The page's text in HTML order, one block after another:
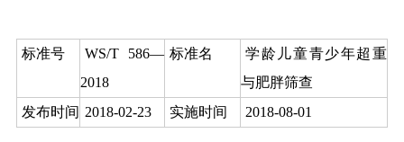
标准号
WS/T 586—
2018
标准名
学龄儿童青少年超重
与肥胖筛查
发布时间 2018-02-23 实施时间 2018-08-01